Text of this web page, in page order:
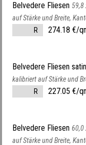
Belvedere Fliesen 59,8
auf Stärke und Breite,
R
274.18 €/
Belvedere Fliesen
kalibriert auf Stärke und
R
227.05 €/
Belvedere Fliesen 60,0
auf Stärke und Breite,